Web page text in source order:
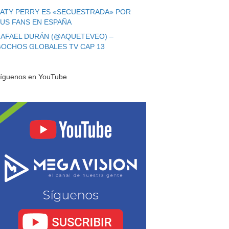
PERRY ES «SECUESTRADA» POR
FANS EN ESPAÑA
DURÁN (@AQUETEVEO) –
GLOBALES TV CAP 13
en YouTube